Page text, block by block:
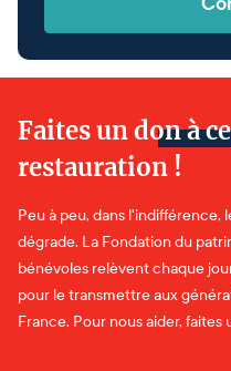
Faites un don à
restauration !
Peu à peu, dans l'indifférence,
dégrade. La Fondation du
bénévoles relèvent chaque
pour le transmettre aux
France. Pour nous aider, faites